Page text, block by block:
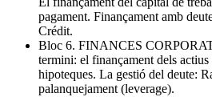
pagament. Finançament amb
Crédit.
Bloc 6. FINANCES
termini: el finançament dels
hipoteques. La gestió del deute:
palanquejament (leverage).